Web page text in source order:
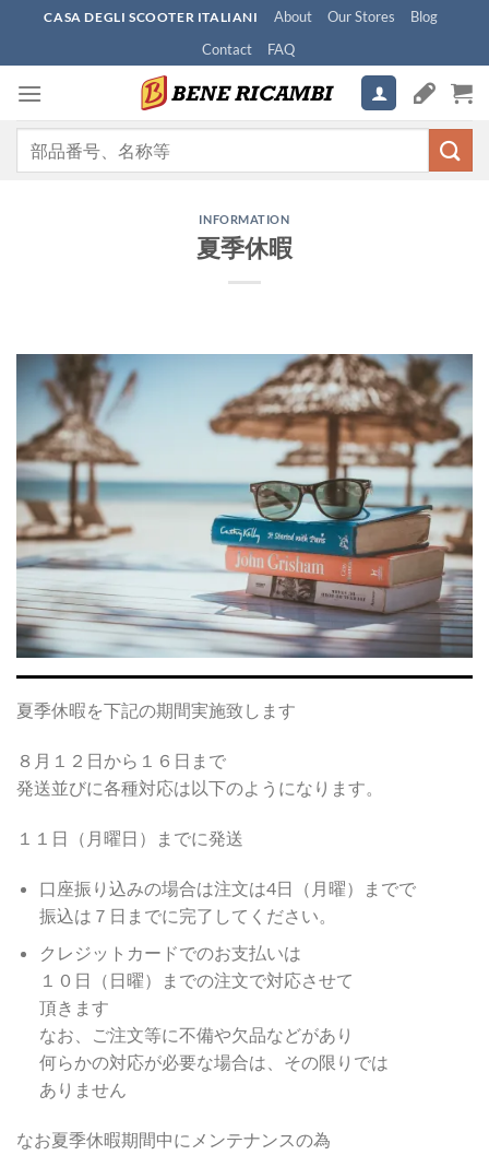
content
CASA DEGLI SCOOTER ITALIANI About Our Stores
Blog
Contact
FAQ
INFORMATION
夏季休暇
夏季休暇を下記の期間実施致します
８月１２日から１６日まで
発送並びに各種対応は以下のようになります。
１１日（月曜日）までに発送
口座振り込みの場合は注文は4日（月曜）までで
振込は７日までに完了してください。
クレジットカードでのお支払いは
１０日（日曜）までの注文で対応させて
頂きます
なお、ご注文等に不備や欠品などがあり
何らかの対応が必要な場合は、その限りでは
ありません
なお夏季休暇期間中にメンテナンスの為